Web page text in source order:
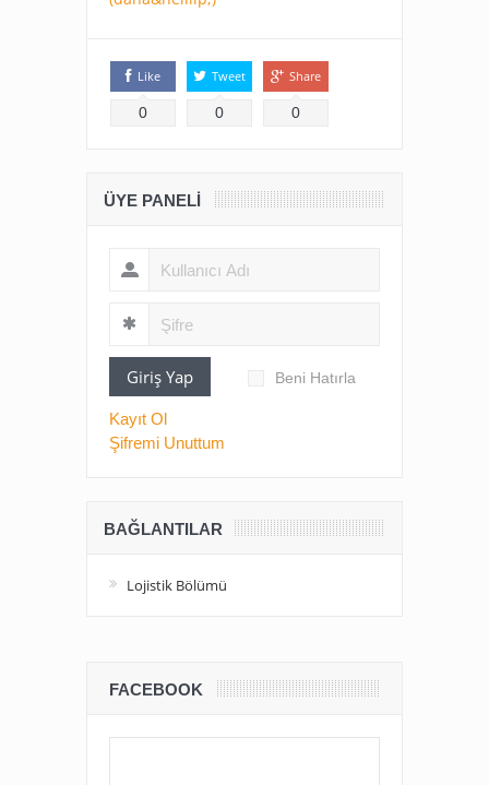
Like
0
Tweet
0
Share
0
ÜYE PANELI
Giriş Yap Beni Hatırla
Kayıt Ol
Şifremi Unuttum
BAĞLANTILAR
Lojistik Bölümü
FACEBOOK